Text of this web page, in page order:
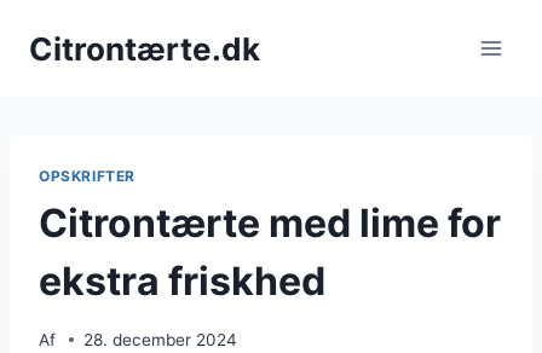
Citrontærte.dk
OPSKRIFTER
Citrontærte med lime for
ekstra friskhed
Af 28. december 2024